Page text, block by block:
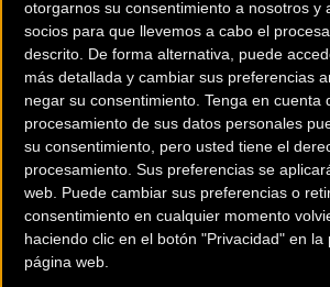
otorgarnos su consentimiento a nosotros y
socios para que llevemos a cabo el
descrito. De forma alternativa, puede
más detallada y cambiar sus preferencias
negar su consentimiento. Tenga en cuenta
procesamiento de sus datos personales
su consentimiento, pero usted tiene el
procesamiento. Sus preferencias se
web. Puede cambiar sus preferencias o
consentimiento en cualquier momento
haciendo clic en el botón "Privacidad" en la
página web.
El circuito